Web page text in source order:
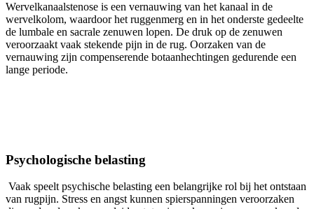
Wervelkanaalstenose is een vernauwing van het kanaal in de
wervelkolom, waardoor het ruggenmerg en in het onderste gedeelte
de lumbale en sacrale zenuwen lopen. De druk op de zenuwen
veroorzaakt vaak stekende pijn in de rug. Oorzaken van de
vernauwing zijn compenserende botaanhechtingen gedurende een
lange periode.
Psychologische belasting
Vaak speelt psychische belasting een belangrijke rol bij het ontstaan
van rugpijn. Stress en angst kunnen spierspanningen veroorzaken